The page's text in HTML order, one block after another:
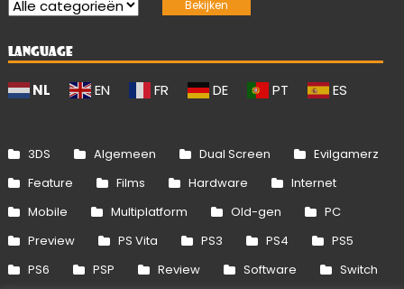
LANGUAGE
NL EN FR DE PT ES
3DS Algemeen Dual Screen
Evilgamerz
Feature
Films Hardware
Internet
Mobile
Multiplatform Old-gen
PC
Preview
PS Vita PS3 PS4
PS5
PS6
PSP Review Software Switch